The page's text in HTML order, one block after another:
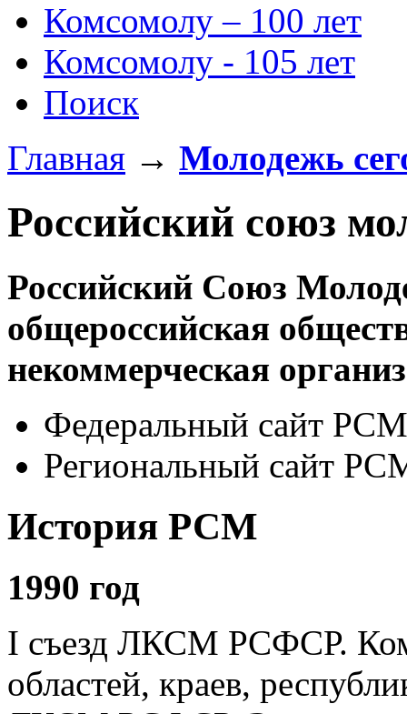
Комсомолу – 100 лет
Комсомолу - 105 лет
Поиск
Главная → Молодежь
Российский союз
Российский Союз
общероссийская
некоммерческая
Федеральный сайт
Региональный сайт
История РСМ
1990 год
I съезд ЛКСМ РСФСР.
областей, краев,